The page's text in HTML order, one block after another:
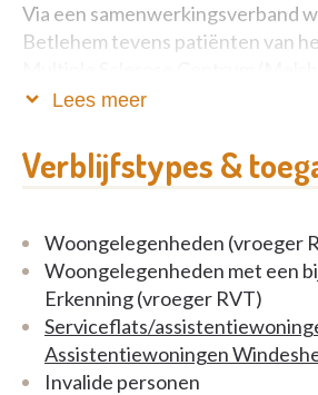
Via een samenwerkingsverband
Betlehem tevens patiënten van
volwassenen en bejaarden met
Psychiatrisch Centrum Sint-
verzorgd.
Door middel van vraaggestuurde
ervoor te zorgen dat de bewoner
dienstverlening ontvangt die
zijn noden, wensen en
voldoet aan kwalitatieve en
standaarden.
Lees meer
Verblijfstypes &
Woongelegenheden (vroeger
Woongelegenheden met een
Erkenning (vroeger RVT)
Serviceflats/
Assistentiewoningen
Invalide personen